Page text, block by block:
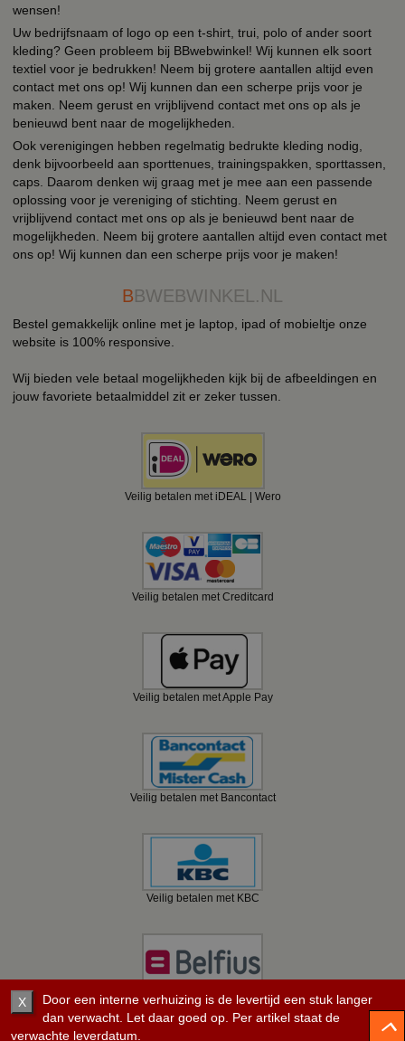
wensen!
Uw bedrijfsnaam of logo op een t-shirt, trui, polo of ander soort
kleding? Geen probleem bij BBwebwinkel! Wij kunnen elk soort
textiel voor je bedrukken! Neem bij grotere aantallen altijd even
contact met ons op! Wij kunnen dan een scherpe prijs voor je
maken. Neem gerust en vrijblijvend contact met ons op als je
benieuwd bent naar de mogelijkheden.
Ook verenigingen hebben regelmatig bedrukte kleding nodig,
denk bijvoorbeeld aan sporttenues, trainingspakken, sporttassen,
caps. Daarom denken wij graag met je mee aan een passende
oplossing voor je vereniging of stichting. Neem gerust en
vrijblijvend contact met ons op als je benieuwd bent naar de
mogelijkheden. Neem bij grotere aantallen altijd even contact met
ons op! Wij kunnen dan een scherpe prijs voor je maken!
BBWEBWINKEL.NL
Bestel gemakkelijk online met je laptop, ipad of mobieltje onze
website is 100% responsive.
Wij bieden vele betaal mogelijkheden kijk bij de afbeeldingen en
jouw favoriete betaalmiddel zit er zeker tussen.
Veilig betalen met iDEAL | Wero
Veilig betalen met Creditcard
Veilig betalen met Apple Pay
Veilig betalen met Bancontact
Veilig betalen met KBC
Veilig betalen met Belfius
X
Door een interne verhuizing is de levertijd een stuk langer
dan verwacht. Let daar goed op. Per artikel staat de
verwachte leverdatum.